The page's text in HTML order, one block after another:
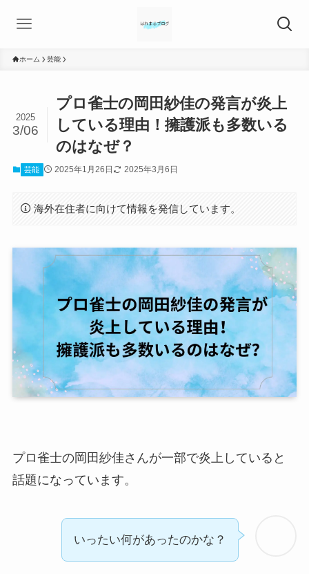
ホーム 芸能
プロ雀士の岡田紗佳の発言が炎上
している理由！擁護派も多数いる
のはなぜ？
2025
3/06
芸能 2025年1月26日 2025年3月6日
海外在住者に向けて情報を発信しています。
プロ雀士の岡田紗佳さんが一部で炎上していると
話題になっています。
いったい何があったのかな？